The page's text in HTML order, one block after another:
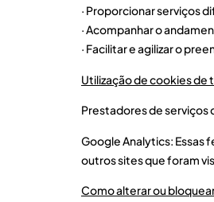
· Proporcionar serviços
· Acompanhar o
· Facilitar e agilizar o
Utilização de cookies de
Prestadores de serviços
Google Analytics: Essas
outros sites que foram
Como alterar ou